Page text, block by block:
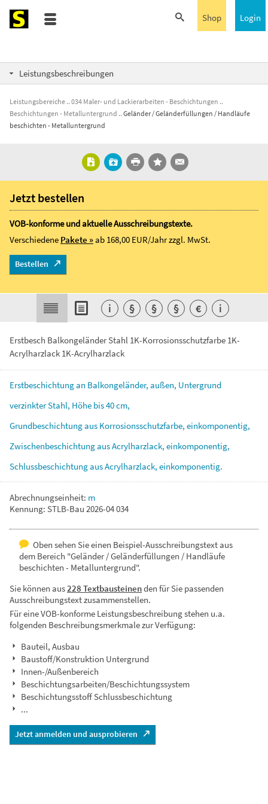
Login
Shop
Leistungsbeschreibungen
Leistungsbereiche
034 Maler- und Lackierarbeiten - Beschichtungen
Beschichtungen - Metalluntergrund
Geländer / Geländerfüllungen / Handläufe
beschichten - Metalluntergrund
Erstbesch Balkongeländer Stahl 1K-Korrosionsschutzfarbe 1K-
Acrylharzlack 1K-Acrylharzlack
Erstbeschichtungan Balkongeländer, außen, Untergrund
verzinkterStahl, Höhe bis40cm,
Grundbeschichtungaus Korrosionsschutzfarbe, einkomponentig,
ZwischenbeschichtungausAcrylharzlack, einkomponentig,
SchlussbeschichtungausAcrylharzlack, einkomponentig.
Abrechnungseinheit: m
Kennung: STLB-Bau 2026-04 034
Oben sehen Sie einen Beispiel-Ausschreibungstext aus
dem Bereich "Geländer / Geländerfüllungen / Handläufe
beschichten - Metalluntergrund".
Sie können aus228 Textbausteinenden für Sie passenden
Ausschreibungstext zusammenstellen.
Für eine VOB-konforme Leistungsbeschreibung stehen u.a.
folgenden Beschreibungsmerkmale zur Verfügung:
Bauteil, Ausbau
Baustoff/Konstruktion Untergrund
Innen-/Außenbereich
Beschichtungsarbeiten/Beschichtungssystem
Beschichtungsstoff Schlussbeschichtung
...
Jetzt anmelden und ausprobieren
Jetzt bestellen
VOB-konforme und aktuelle Ausschreibungstexte.
Verschiedene Pakete »ab 168,00 EUR/Jahrzzgl. MwSt.
Bestellen
i § § § € i